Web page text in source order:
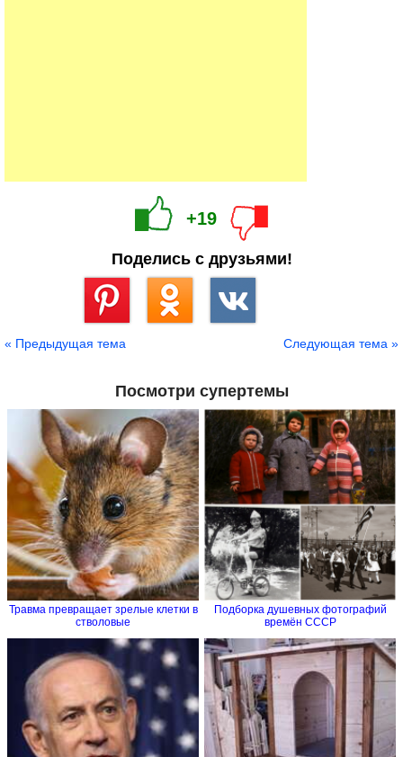
+19
Поделись с друзьями!
« Предыдущая тема Следующая тема »
Посмотри супертемы
Травма превращает зрелые клетки в
стволовые
Подборка душевных фотографий
времён СССР